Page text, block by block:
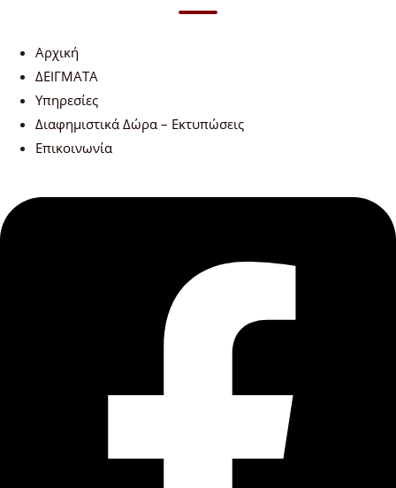
Αρχική
ΔΕΙΓΜΑΤΑ
Υπηρεσίες
Διαφημιστικά Δώρα – Εκτυπώσεις
Επικοινωνία